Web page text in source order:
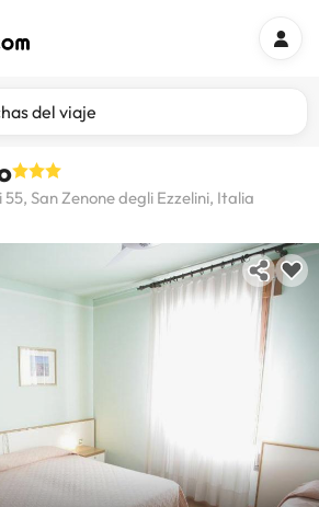
del viaje
San Zenone degli Ezzelini, Italia